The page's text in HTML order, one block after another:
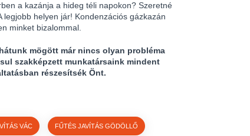
a kazánja a hideg téli napokon? Szeretné
helyen jár! Kondenzációs gázkazán
minket bizalommal.
mögött már nincs olyan probléma
szakképzett munkatársaink mindent
részesítsék Önt.
VÁC FŰTÉS JAVÍTÁS GÖDÖLLŐ